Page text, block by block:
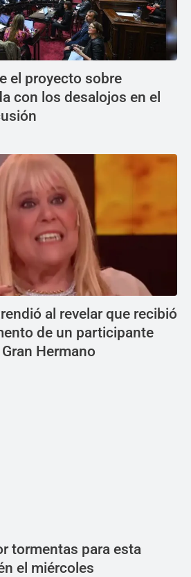
el proyecto sobre
con los desalojos en el
al revelar que recibió
de un participante
Hermano
tormentas para esta
el miércoles